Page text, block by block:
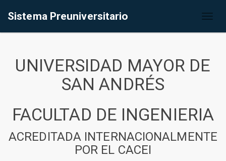
Sistema Preuniversitario
UNIVERSIDAD MAYOR DE
SAN ANDRÉS
FACULTAD DE INGENIERIA
ACREDITADA INTERNACIONALMENTE
POR EL CACEI